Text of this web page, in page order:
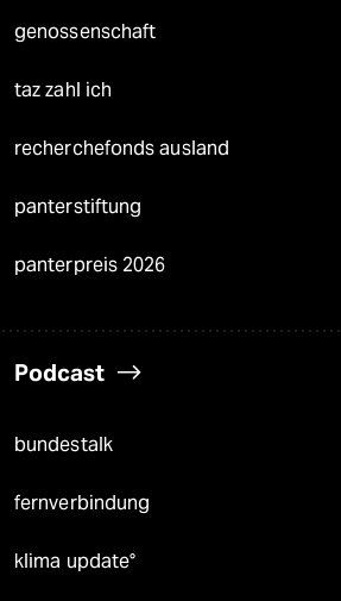
genossenschaft
taz zahl ich
recherchefonds ausland
panterstiftung
panterpreis 2026
Podcast
bundestalk
fernverbindung
klima update°